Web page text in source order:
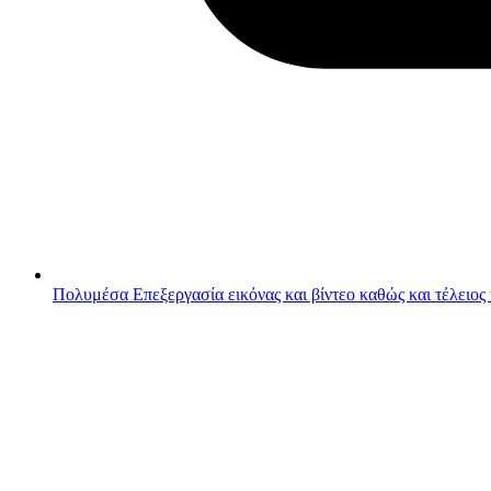
Πολυμέσα Επεξεργασία εικόνας και βίντεο καθώς και τέλειος